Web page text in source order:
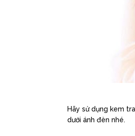
Hãy sử dụng kem
dưới ánh đèn nhé.